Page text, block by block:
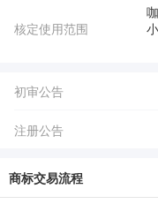
核定使用范围
初审公告
注册公告
商标交易流程